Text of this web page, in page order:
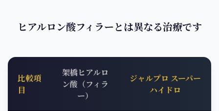
ヒアルロン酸フィラーとは異なる治療です
比較項
目
架橋ヒアルロ
ン酸（フィラ
ー）
ジャルプロ スーパー
ハイドロ